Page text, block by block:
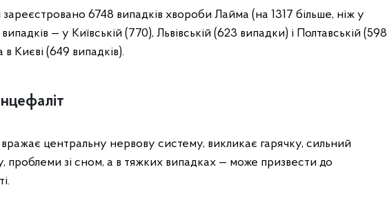
зареєстровано 6748 випадків хвороби Лайма (на 1317 більше, ніж у
— у Київській (770), Львівській (623 випадки) і Полтавській (598
в Києві (649 випадків).
центральну нервову систему, викликає гарячку, сильний
проблеми зі сном, а в тяжких випадках — може призвести до